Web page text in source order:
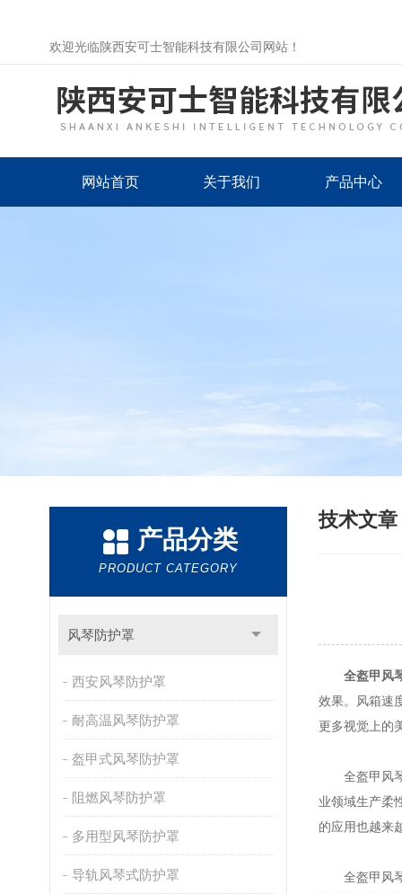
欢迎光临陕西安可士智能科技有限公司网站！
网站首页 关于我们 产品中心
产品分类
PRODUCT CATEGORY
风琴防护罩
西安风琴防护罩
耐高温风琴防护罩
盔甲式风琴防护罩
阻燃风琴防护罩
多用型风琴防护罩
导轨风琴式防护罩
技术文章
全盔甲风
效果。风箱速
更多视觉上的
全盔甲风琴
业领域生产柔
的应用也越来
全盔甲风琴